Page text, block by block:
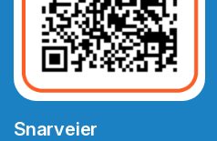
Snarveier